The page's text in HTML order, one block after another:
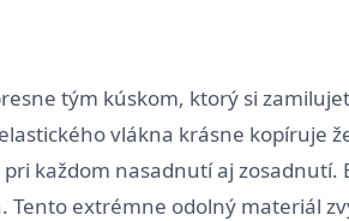
tým kúskom, ktorý si
vlákna krásne kopíruje
každom nasadnutí aj zosadnutí.
extrémne odolný materiál